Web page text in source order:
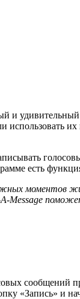
и
использовать
есть
моментов
«Запись» и